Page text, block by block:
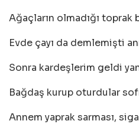
Ağaçların olmadığı toprak
Evde çayı da demlemişti
Sonra kardeşlerim geldi
Bağdaş kurup oturdular
Annem yaprak sarması,